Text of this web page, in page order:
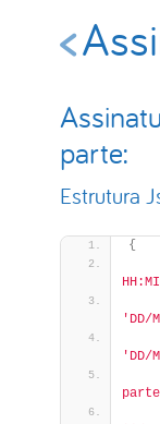
parte:
Estrutura
{
'DD/
'DD/